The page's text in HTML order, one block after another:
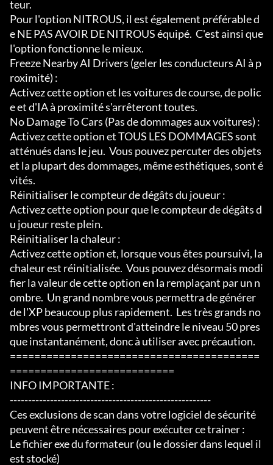
teur.
Pour l'option NITROUS, il est également préférable d
e NE PAS AVOIR DE NITROUS équipé.  C'est ainsi que
l'option fonctionne le mieux.
Freeze Nearby AI Drivers (geler les conducteurs AI à p
roximité) :
Activez cette option et les voitures de course, de polic
e et d'IA à proximité s'arrêteront toutes.
No Damage To Cars (Pas de dommages aux voitures) :
Activez cette option et TOUS LES DOMMAGES sont
atténués dans le jeu.  Vous pouvez percuter des objets
et la plupart des dommages, même esthétiques, sont é
vités.
Réinitialiser le compteur de dégâts du joueur :
Activez cette option pour que le compteur de dégâts d
u joueur reste plein.
Réinitialiser la chaleur :
Activez cette option et, lorsque vous êtes poursuivi, la
chaleur est réinitialisée.  Vous pouvez désormais modi
fier la valeur de cette option en la remplaçant par un n
ombre.  Un grand nombre vous permettra de générer
de l'XP beaucoup plus rapidement.  Les très grands no
mbres vous permettront d'atteindre le niveau 50 pres
que instantanément, donc à utiliser avec précaution.
=========================================
===========================
INFO IMPORTANTE :
-------------------------------------------------------
Ces exclusions de scan dans votre logiciel de sécurité
peuvent être nécessaires pour exécuter ce trainer :
Le fichier exe du formateur (ou le dossier dans lequel il
est stocké)